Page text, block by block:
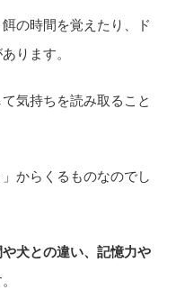
の時間を覚えたり、ド
ります。
気持ちを読み取ること
からくるものなのでし
犬との違い、記憶力や